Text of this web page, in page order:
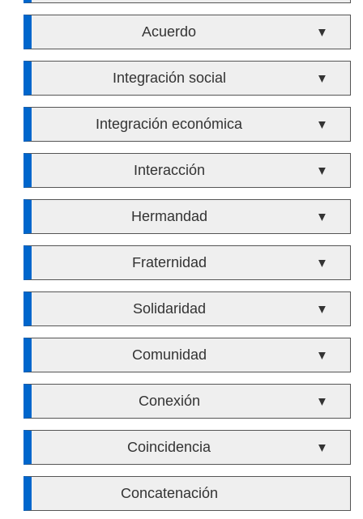
Acuerdo ▼
Integración social ▼
Integración económica ▼
Interacción ▼
Hermandad ▼
Fraternidad ▼
Solidaridad ▼
Comunidad ▼
Conexión ▼
Coincidencia ▼
Concatenación